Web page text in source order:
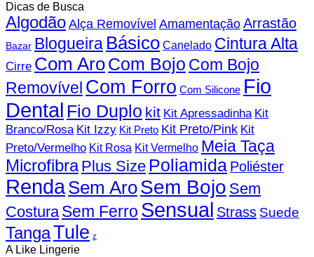
Dicas de Busca
AlgodãoAlça Removível Amamentação Arrastão
Bazar Blogueira Básico Canelado Cintura Alta
Cirre Com AroCom Bojo Com Bojo
Removível Com Forro Com Silicone Fio
Dental Fio Duplo kit Kit Apressadinha Kit
Branco/Rosa Kit Izzy Kit Preto Kit Preto/Pink Kit
Preto/Vermelho Kit Rosa Kit Vermelho Meia Taça
Microfibra Plus Size Poliamida Poliéster
RendaSem AroSem Bojo Sem
Costura Sem Ferro Sensual Strass Suede
TangaTule z
A Like Lingerie